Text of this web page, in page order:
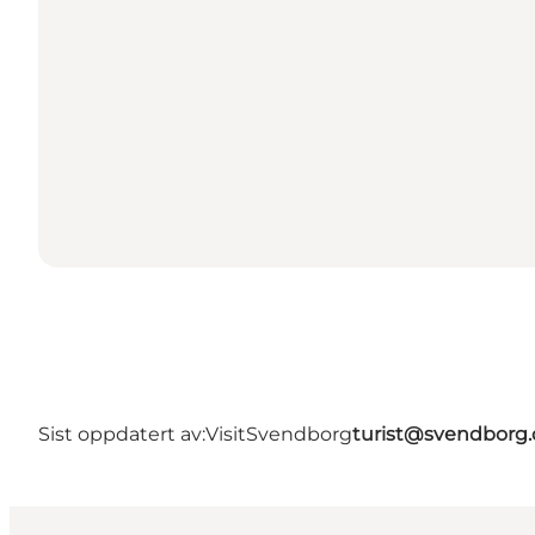
Sist oppdatert av:VisitSvendborg